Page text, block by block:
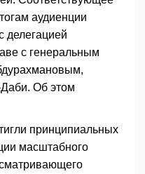
аудиенции
делегацией
с генеральным
Об этом
принципиальных
масштабного